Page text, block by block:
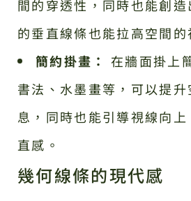
間的穿透性，同時也能創
的垂直線條也能拉高空間的
簡約掛畫：
在牆面掛上
書法、水墨畫等，可以提
息，同時也能引導視線向
直感。
幾何線條的現代感